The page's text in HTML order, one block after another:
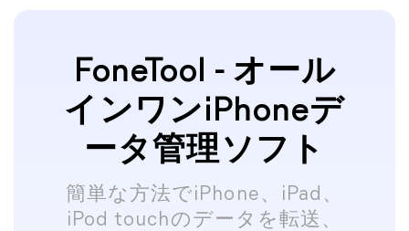
FoneTool - オール
インワンiPhoneデ
ータ管理ソフト
簡単な方法でiPhone、iPad、
iPod touchのデータを転送、